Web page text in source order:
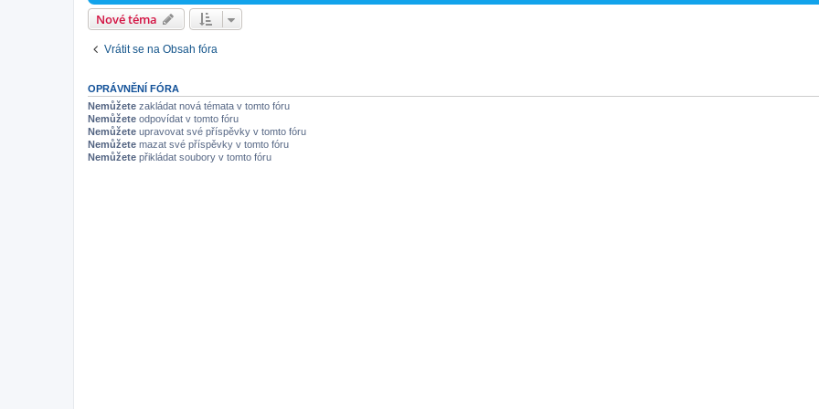
Nové téma
Vrátit se na Obsah fóra
OPRÁVNĚNÍ FÓRA
Nemůžete zakládat nová témata v tomto fóru
Nemůžete odpovídat v tomto fóru
Nemůžete upravovat své příspěvky v tomto fóru
Nemůžete mazat své příspěvky v tomto fóru
Nemůžete přikládat soubory v tomto fóru